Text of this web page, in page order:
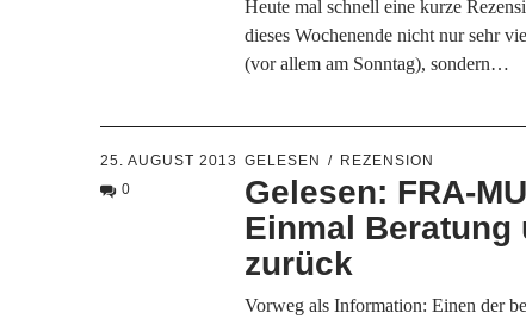
Heute mal schnell eine kurze
dieses Wochenende nicht nur sehr
(vor allem am Sonntag), sondern…
25. AUGUST 2013
0
GELESEN REZENSION
Gelesen: FRA-
Einmal Beratung
zurück
Vorweg als Information: Einen der